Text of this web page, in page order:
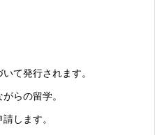
て発行されます。
らの留学。
します。